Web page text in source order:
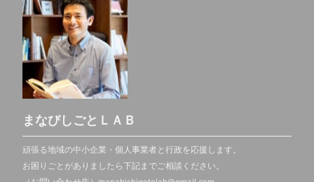
まなびしごとＬＡＢ
頑張る地域の中小企業・個人事業者と行政を応援します。
お困りごとがありましたら下記までご相談ください。